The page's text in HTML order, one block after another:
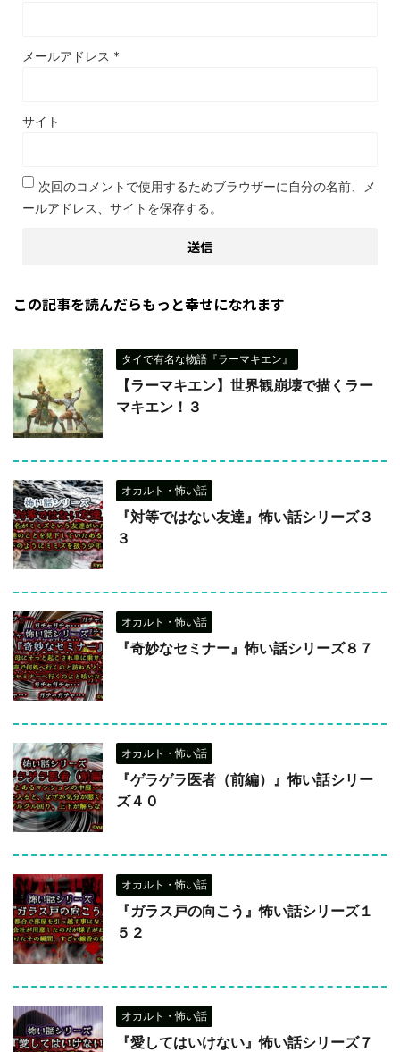
メールアドレス *
サイト
次回のコメントで使用するためブラウザーに自分の名前、メ
ールアドレス、サイトを保存する。
この記事を読んだらもっと幸せになれます
タイで有名な物語『ラーマキエン』
【ラーマキエン】世界観崩壊で描くラー
マキエン！３
オカルト・怖い話
『対等ではない友達』怖い話シリーズ３
３
オカルト・怖い話
『奇妙なセミナー』怖い話シリーズ８７
オカルト・怖い話
『ゲラゲラ医者（前編）』怖い話シリー
ズ４０
オカルト・怖い話
『ガラス戸の向こう』怖い話シリーズ１
５２
オカルト・怖い話
『愛してはいけない』怖い話シリーズ７